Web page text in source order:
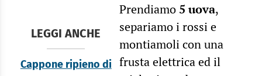
LEGGI ANCHE
Cappone ripieno di
Prendiamo 5 uova,
separiamo i rossi e
montiamoli con una
frusta elettrica ed il